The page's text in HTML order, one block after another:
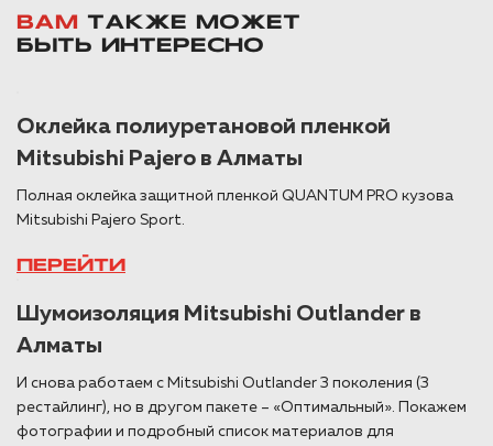
ВАМ
ТАКЖЕ МОЖЕТ
БЫТЬ ИНТЕРЕСНО
Оклейка полиуретановой пленкой
Mitsubishi Pajero в Алматы
Полная оклейка защитной пленкой QUANTUM PRO кузова
Mitsubishi Pajero Sport.
ПЕРЕЙТИ
Шумоизоляция Mitsubishi Outlander в
Алматы
И снова работаем с Mitsubishi Outlander 3 поколения (3
рестайлинг), но в другом пакете – «Оптимальный». Покажем
фотографии и подробный список материалов для